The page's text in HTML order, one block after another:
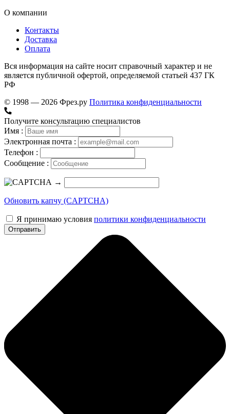
О компании
Контакты
Доставка
Оплата
Вся информация на сайте носит справочный характер и не
является публичной офертой, определяемой статьей 437 ГК
РФ
© 1998 — 2026 Фрез.ру Политика конфиденциальности
Получите консультацию специалистов
Имя :
Электронная почта :
Телефон :
Сообщение :
→
Обновить капчу (CAPTCHA)
Я принимаю условия политики конфиденциальности
Отправить